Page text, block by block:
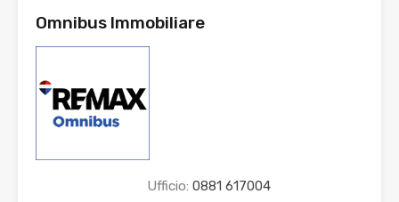
Omnibus Immobiliare
Ufficio: 0881 617004